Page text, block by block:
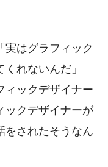
実はグラフィック
れないんだ」
ィックデザイナー
ックデザイナーが
をされたそうなん